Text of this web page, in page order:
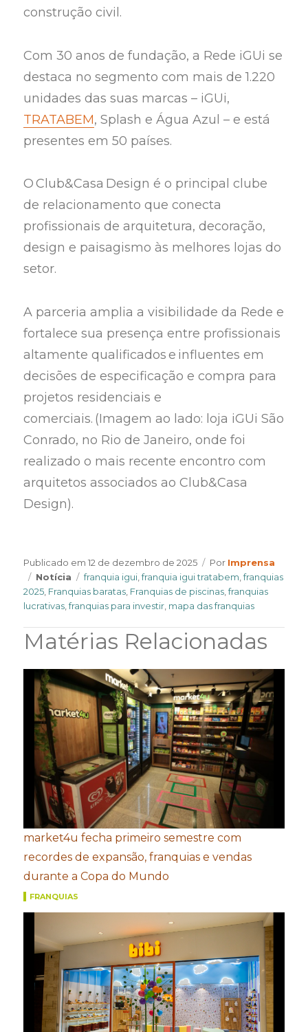
construção civil.
Com 30 anos de fundação, a Rede iGUi se
destaca no segmento com mais de 1.220
unidades das suas marcas – iGUi,
TRATABEM, Splash e Água Azul – e está
presentes em 50 países.
O Club&Casa Design é o principal clube
de relacionamento que conecta
profissionais de arquitetura, decoração,
design e paisagismo às melhores lojas do
setor.
A parceria amplia a visibilidade da Rede e
fortalece sua presença entre profissionais
altamente qualificados e influentes em
decisões de especificação e compra para
projetos residenciais e
comerciais. (Imagem ao lado: loja iGUi São
Conrado, no Rio de Janeiro, onde foi
realizado o mais recente encontro com
arquitetos associados ao Club&Casa
Design).
Publicado em12 de dezembro de 2025 Por Author
Imprensa
Categories
Notícia Tags
franquia igui,franquia igui tratabem,franquias
2025, Franquias baratas, Franquias de piscinas,franquias
lucrativas,franquias para investir, mapa das franquias
Matérias Relacionadas
market4u fecha primeiro semestre com
recordes de expansão, franquias e vendas
durante a Copa do Mundo
FRANQUIAS